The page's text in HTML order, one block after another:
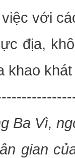
với
địa,
khao
Ba Vì,
gian